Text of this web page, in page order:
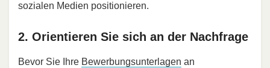
sozialen Medien positionieren.
2. Orientieren Sie sich an der Nachfrage
Bevor Sie Ihre Bewerbungsunterlagen an